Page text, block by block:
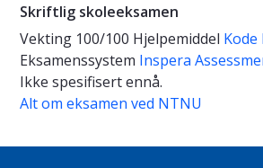
Skriftlig skoleeksamen
Vekting 100/100 Hjelpemiddel Kode
Eksamenssystem Inspera
Ikke spesifisert ennå.
Alt om eksamen ved NTNU